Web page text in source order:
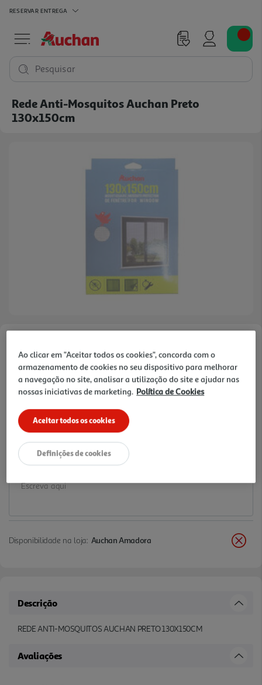
RESERVAR ENTREGA
Pesquisar
Rede Anti-Mosquitos Auchan Preto
130x150cm
Ref. / EAN:3665257342890
2 €/un
2,00 €
Notas de preparação
Disponibilidade na loja: Auchan Amadora
Descrição
REDE ANTI-MOSQUITOS AUCHAN PRETO 130X150CM
Avaliações
Ao clicar em "Aceitar todos os cookies", concorda com o
armazenamento de cookies no seu dispositivo para melhorar
a navegação no site, analisar a utilização do site e ajudar nas
nossas iniciativas de marketing. Política de Cookies
Aceitar todos os cookies
Definições de cookies